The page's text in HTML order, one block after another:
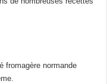
fromagère normande